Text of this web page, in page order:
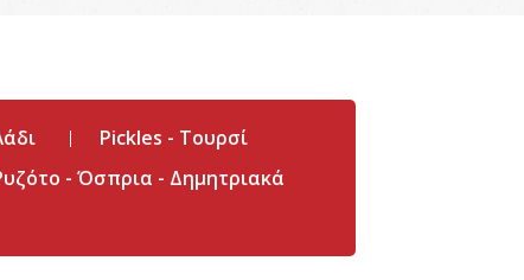
Pickles - Τουρσί
- Όσπρια - Δημητριακά